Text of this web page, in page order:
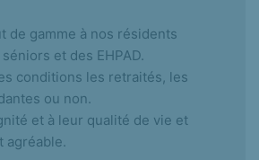
de gamme à nos résidents
et des EHPAD.
conditions les retraités, les
ou non.
et à leur qualité de vie et
agréable.